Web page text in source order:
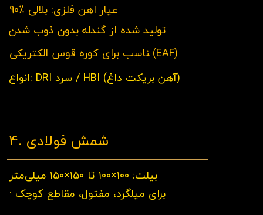
عیار اهن فلزی: بلالی ٪90
تولید شده از گندله بدون ذوب شدن
ناسب برای کوره قوس الکتریکی(EAF)
انواع: DRI سرد / HBI (آهن بریکت داغ)
4. شمش فولادی
بیلت: ۱۰۰×۱۰۰ تا ۱۵۰×۱۵۰ میلی‌متر
· برای میلگرد، مفتول، مقاطع کوچک